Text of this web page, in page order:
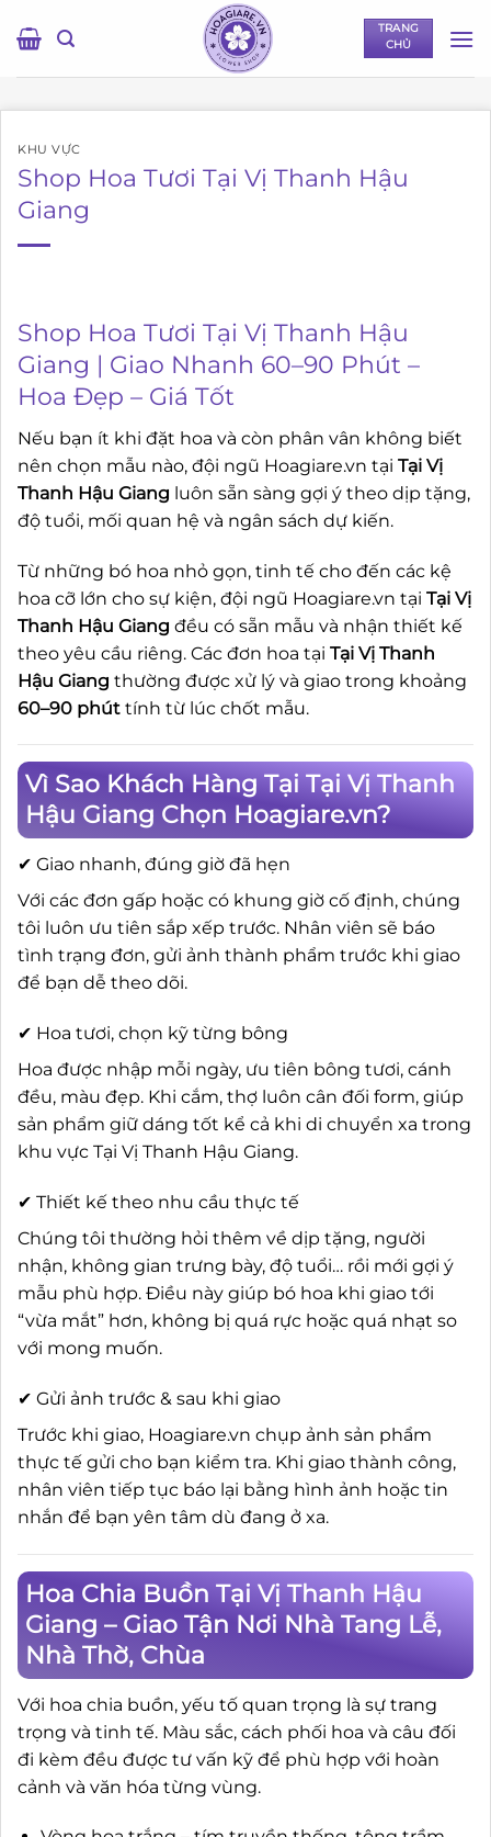
qua
TRANG
CHỦ
KHU VỰC
Shop Hoa Tươi Tại Vị Thanh Hậu
Giang
Shop Hoa Tươi Tại Vị Thanh Hậu
Giang | Giao Nhanh 60–90 Phút –
Hoa Đẹp – Giá Tốt
Nếu bạn ít khi đặt hoa và còn phân vân không biết
nên chọn mẫu nào, đội ngũ Hoagiare.vn tại Tại Vị
Thanh Hậu Giang luôn sẵn sàng gợi ý theo dịp tặng,
độ tuổi, mối quan hệ và ngân sách dự kiến.
Từ những bó hoa nhỏ gọn, tinh tế cho đến các kệ
hoa cỡ lớn cho sự kiện, đội ngũ Hoagiare.vn tại Tại Vị
Thanh Hậu Giang đều có sẵn mẫu và nhận thiết kế
theo yêu cầu riêng. Các đơn hoa tại Tại Vị Thanh
Hậu Giang thường được xử lý và giao trong khoảng
60–90 phút tính từ lúc chốt mẫu.
Vì Sao Khách Hàng Tại Tại Vị Thanh
Hậu Giang Chọn Hoagiare.vn?
✔ Giao nhanh, đúng giờ đã hẹn
Với các đơn gấp hoặc có khung giờ cố định, chúng
tôi luôn ưu tiên sắp xếp trước. Nhân viên sẽ báo
tình trạng đơn, gửi ảnh thành phẩm trước khi giao
để bạn dễ theo dõi.
✔ Hoa tươi, chọn kỹ từng bông
Hoa được nhập mỗi ngày, ưu tiên bông tươi, cánh
đều, màu đẹp. Khi cắm, thợ luôn cân đối form, giúp
sản phẩm giữ dáng tốt kể cả khi di chuyển xa trong
khu vực Tại Vị Thanh Hậu Giang.
✔ Thiết kế theo nhu cầu thực tế
Chúng tôi thường hỏi thêm về dịp tặng, người
nhận, không gian trưng bày, độ tuổi… rồi mới gợi ý
mẫu phù hợp. Điều này giúp bó hoa khi giao tới
“vừa mắt” hơn, không bị quá rực hoặc quá nhạt so
với mong muốn.
✔ Gửi ảnh trước & sau khi giao
Trước khi giao, Hoagiare.vn chụp ảnh sản phẩm
thực tế gửi cho bạn kiểm tra. Khi giao thành công,
nhân viên tiếp tục báo lại bằng hình ảnh hoặc tin
nhắn để bạn yên tâm dù đang ở xa.
Hoa Chia Buồn Tại Vị Thanh Hậu
Giang – Giao Tận Nơi Nhà Tang Lễ,
Nhà Thờ, Chùa
Với hoa chia buồn, yếu tố quan trọng là sự trang
trọng và tinh tế. Màu sắc, cách phối hoa và câu đối
đi kèm đều được tư vấn kỹ để phù hợp với hoàn
cảnh và văn hóa từng vùng.